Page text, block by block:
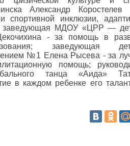
Александр
спортивной инклюзии,
заведующая МДОУ «ЦРР —
- за помощь в
заведующая
№1 Елена Рысева - за
помощь;
бального танца «Аида»
в каждом ребенке его